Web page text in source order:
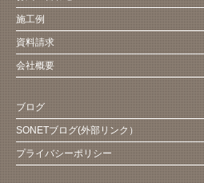
施工例
資料請求
会社概要
ブログ
SONETブログ(外部リンク）
プライバシーポリシー